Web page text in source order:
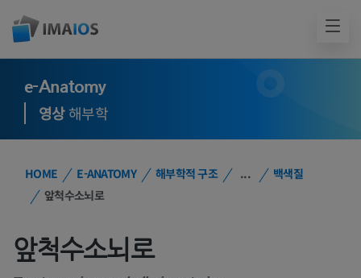
e-Anatomy
영상해부학
HOME E-ANATOMY 해부학적 구조 ...
백색질
앞척수소뇌로
앞척수소뇌로